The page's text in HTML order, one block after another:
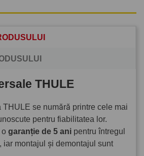
THULE
THULE se numără printre cele mai
pentru fiabilitatea lor.
o garanție de 5 ani pentru întregul
iar montajul și demontajul sunt